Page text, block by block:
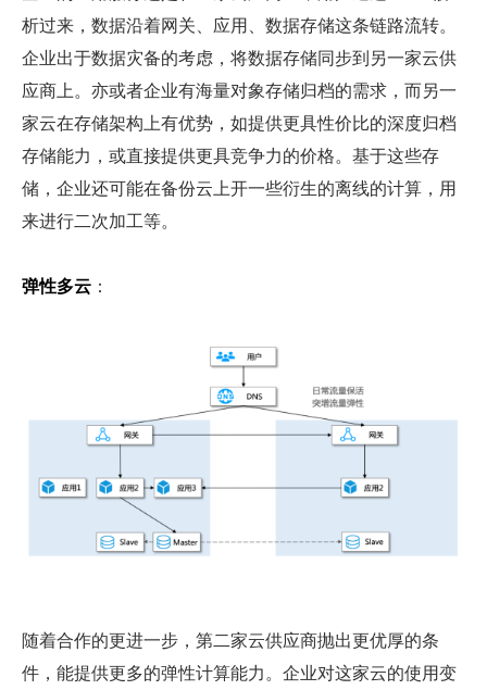
析过来，数据沿着网关、应用、数据存储这条链路流转。
企业出于数据灾备的考虑，将数据存储同步到另一家云供
应商上。亦或者企业有海量对象存储归档的需求，而另一
家云在存储架构上有优势，如提供更具性价比的深度归档
存储能力，或直接提供更具竞争力的价格。基于这些存
储，企业还可能在备份云上开一些衍生的离线的计算，用
来进行二次加工等。
弹性多云 ：
随着合作的更进一步，第二家云供应商抛出更优厚的条
件，能提供更多的弹性计算能力。企业对这家云的使用变